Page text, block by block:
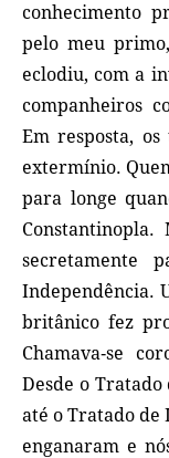
conhecimento
pelo meu
eclodiu, com a
companheiros
Em resposta,
extermínio.
para longe
secretamente
Independência.
britânico fez
Chamava‑se
Desde o
até o Tratado de
enganaram e